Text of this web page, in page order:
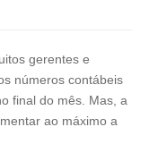
gerentes e
números contábeis
final do mês. Mas, a
ao máximo a